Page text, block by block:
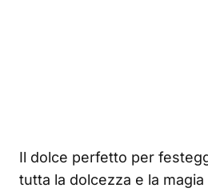
Il dolce perfetto per
tutta la dolcezza e la